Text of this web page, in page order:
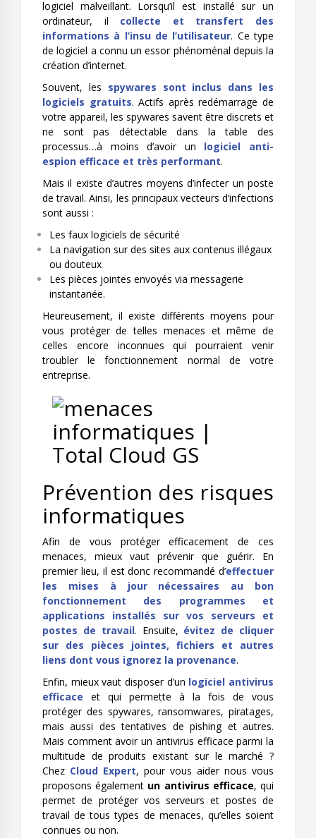
logiciel malveillant. Lorsqu’il est installé sur un
ordinateur, il collecte et transfert des
informations à l’insu de l’utilisateur. Ce type
de logiciel a connu un essor phénoménal depuis la
création d’internet.
Souvent, les spywares sont inclus dans les
logiciels gratuits. Actifs après redémarrage de
votre appareil, les spywares savent être discrets et
ne sont pas détectable dans la table des
processus…à moins d’avoir un logiciel anti-
espion efficace et très performant.
Mais il existe d’autres moyens d’infecter un poste
de travail. Ainsi, les principaux vecteurs d’infections
sont aussi :
Les faux logiciels de sécurité
La navigation sur des sites aux contenus illégaux
ou douteux
Les pièces jointes envoyés via messagerie
instantanée.
Heureusement, il existe différents moyens pour
vous protéger de telles menaces et même de
celles encore inconnues qui pourraient venir
troubler le fonctionnement normal de votre
entreprise.
Prévention des risques
informatiques
Afin de vous protéger efficacement de ces
menaces, mieux vaut prévenir que guérir. En
premier lieu, il est donc recommandé d’effectuer
les mises à jour nécessaires au bon
fonctionnement des programmes et
applications installés sur vos serveurs et
postes de travail. Ensuite, évitez de cliquer
sur des pièces jointes, fichiers et autres
liens dont vous ignorez la provenance.
Enfin, mieux vaut disposer d’un logiciel antivirus
efficace et qui permette à la fois de vous
protéger des spywares, ransomwares, piratages,
mais aussi des tentatives de pishing et autres.
Mais comment avoir un antivirus efficace parmi la
multitude de produits existant sur le marché ?
Chez Cloud Expert, pour vous aider nous vous
proposons également un antivirus efficace, qui
permet de protéger vos serveurs et postes de
travail de tous types de menaces, qu’elles soient
connues ou non.